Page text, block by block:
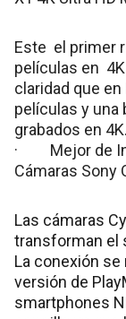
Este el primer
películas en
claridad que en
películas y
grabados en 4K.
· Mejor de
Cámaras Sony
Las cámaras
transforman el
La conexión se
versión de
smartphones